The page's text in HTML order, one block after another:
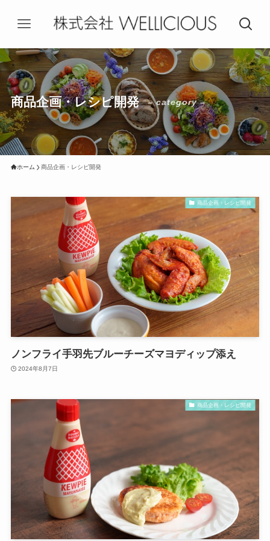
商品企画・レシピ開発 – category –
ホーム 商品企画・レシピ開発
商品企画・レシピ開発
ノンフライ手羽先ブルーチーズマヨディップ添え
2024年8月7日
商品企画・レシピ開発